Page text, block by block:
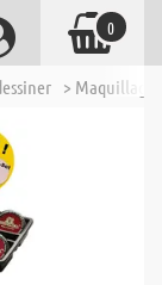
> Maquillage
0